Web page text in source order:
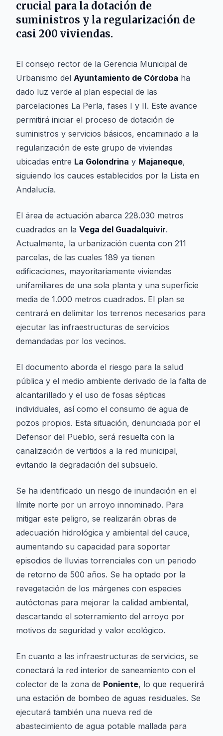
crucial para la dotación de
suministros y la regularización de
casi 200 viviendas.
El consejo rector de la Gerencia Municipal de
Urbanismo del Ayuntamiento de Córdoba ha
dado luz verde al plan especial de las
parcelaciones La Perla, fases I y II. Este avance
permitirá iniciar el proceso de dotación de
suministros y servicios básicos, encaminado a la
regularización de este grupo de viviendas
ubicadas entre La Golondrina y Majaneque,
siguiendo los cauces establecidos por la Lista en
Andalucía.
El área de actuación abarca 228.030 metros
cuadrados en la Vega del Guadalquivir.
Actualmente, la urbanización cuenta con 211
parcelas, de las cuales 189 ya tienen
edificaciones, mayoritariamente viviendas
unifamiliares de una sola planta y una superficie
media de 1.000 metros cuadrados. El plan se
centrará en delimitar los terrenos necesarios para
ejecutar las infraestructuras de servicios
demandadas por los vecinos.
El documento aborda el riesgo para la salud
pública y el medio ambiente derivado de la falta de
alcantarillado y el uso de fosas sépticas
individuales, así como el consumo de agua de
pozos propios. Esta situación, denunciada por el
Defensor del Pueblo, será resuelta con la
canalización de vertidos a la red municipal,
evitando la degradación del subsuelo.
Se ha identificado un riesgo de inundación en el
límite norte por un arroyo innominado. Para
mitigar este peligro, se realizarán obras de
adecuación hidrológica y ambiental del cauce,
aumentando su capacidad para soportar
episodios de lluvias torrenciales con un periodo
de retorno de 500 años. Se ha optado por la
revegetación de los márgenes con especies
autóctonas para mejorar la calidad ambiental,
descartando el soterramiento del arroyo por
motivos de seguridad y valor ecológico.
En cuanto a las infraestructuras de servicios, se
conectará la red interior de saneamiento con el
colector de la zona de Poniente, lo que requerirá
una estación de bombeo de aguas residuales. Se
ejecutará también una nueva red de
abastecimiento de agua potable mallada para